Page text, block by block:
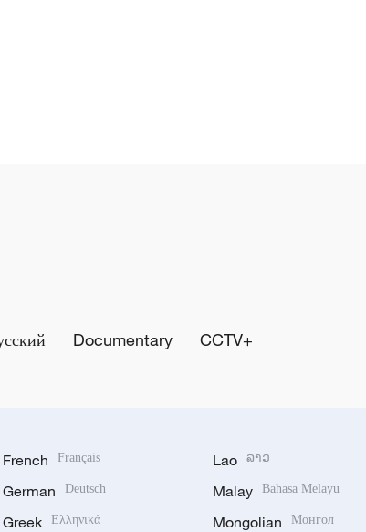
Documentary CCTV+
French Français
German Deutsch
Greek Ελληνικά
Lao ລາວ
Malay Bahasa Melayu
Mongolian Монгол